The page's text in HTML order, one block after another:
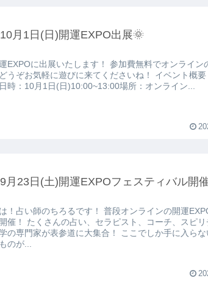
月1日(日)開運EXPO出展🌞
出展いたします！ 参加費無料でオンラインのイベン
ぞお気軽に遊びに来てくださいね！ イベント概要 【開運
EXPO】 日時：10月1日(日)10:00~13:00場所：オンライン...
月23日(土)開運EXPOフェスティバル開
のちろるです！ 普段オンラインの開運EXPOがなん
、コーチ、スピリチュア
家が表参道に大集合！ ここでしか手に入らない、体験
のが...